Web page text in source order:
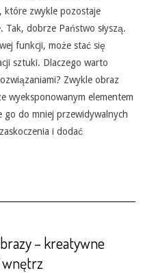
które zwykle pozostaje
dobrze Państwo słyszą.
funkcji, może stać się
sztuki. Dlaczego warto
Zwykle obraz
wyeksponowanym elementem
go do mniej przewidywalnych
i dodać
– kreatywne
wnętrz